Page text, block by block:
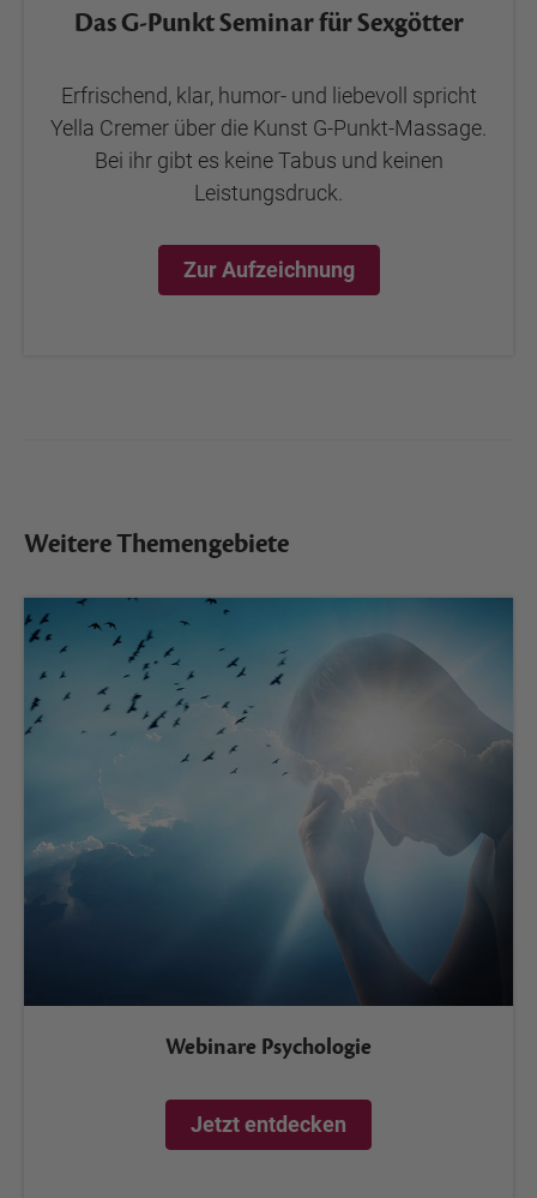
Das G-Punkt Seminar für Sexgötter
Erfrischend, klar, humor- und liebevoll spricht
Yella Cremer über die Kunst G-Punkt-Massage.
Bei ihr gibt es keine Tabus und keinen
Leistungsdruck.
Zur Aufzeichnung
Weitere Themengebiete
Webinare Psychologie
Jetzt entdecken